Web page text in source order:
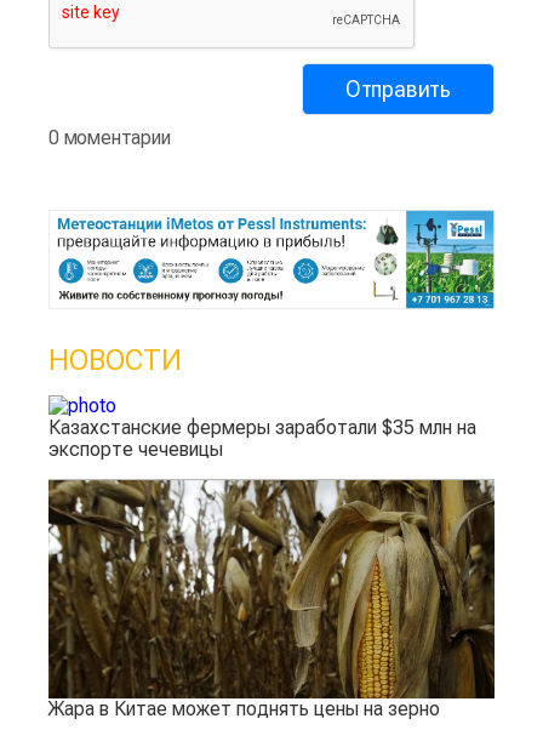
0 моментарии
НОВОСТИ
Казахстанские фермеры заработали $35 млн на
экспорте чечевицы
Жара в Китае может поднять цены на зерно